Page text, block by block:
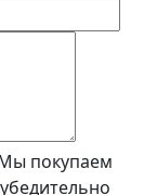
покупаем